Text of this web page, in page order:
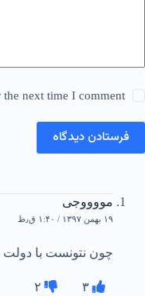
next time I comment.
فرستادن دیدگاه
مووووجی
۱۹ بهمن ۱۳۹۷ / ۱:۴۰ ق٫ظ
چون نتونست با دولت
۳ ۲